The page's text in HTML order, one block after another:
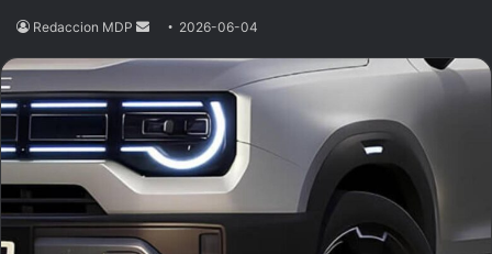
Redaccion MDP
Send2026-06-04